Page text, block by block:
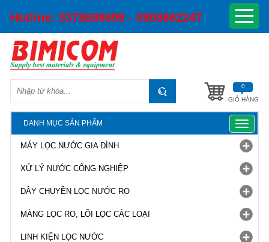
Hotline: 0378699699 - 0908662247
GIỎ HÀNG
0
DANH MỤC SẢN PHẨM
Toggle
MÁY LỌC NƯỚC GIA ĐÌNH
XỬ LÝ NƯỚC CÔNG NGHIỆP
DÂY CHUYỀN LỌC NƯỚC RO
MÀNG LỌC RO, LÕI LỌC CÁC LOẠI
LINH KIỆN LỌC NƯỚC